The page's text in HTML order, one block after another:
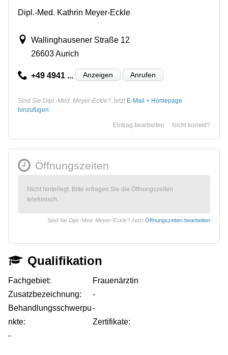
Dipl.-Med. Kathrin Meyer-Eckle
Wallinghausener Straße 12
26603 Aurich
+49 4941 ... Anzeigen Anrufen
Sind Sie Dipl.-Med. Meyer-Eckle? Jetzt E-Mail + Homepage
hinzufügen
Nicht korrekt?
Eintrag bearbeiten
Öffnungszeiten
Nicht hinterlegt. Bitte erfragen Sie die Öffnungszeiten
telefonisch.
Sind Sie Dipl.-Med. Meyer-Eckle? Jetzt Öffnungszeiten bearbeiten
Qualifikation
Fachgebiet:
Frauenärztin
Zusatzbezeichnung:
-
Behandlungsschwerpu
nkte:
-
Zertifikate:
-